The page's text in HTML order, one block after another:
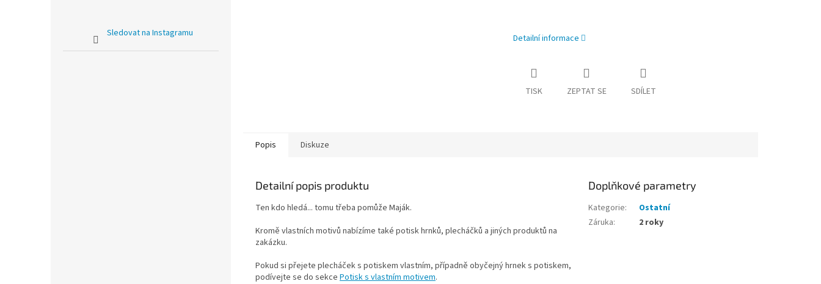
Sledovat na Instagramu Detailní informace
TISK ZEPTAT SE SDÍLET
Popis Diskuze
Detailní popis produktu
Ten kdo hledá... tomu třeba pomůže Maják.
Kromě vlastních motivů nabízíme také potisk hrnků, plecháčků a jiných produktů na
zakázku.
Pokud si přejete plecháček s potiskem vlastním, případně obyčejný hrnek s potiskem,
podívejte se do sekce Potisk s vlastním motivem.
Doplňkové parametry
Kategorie:
Ostatní
Záruka: 2 roky